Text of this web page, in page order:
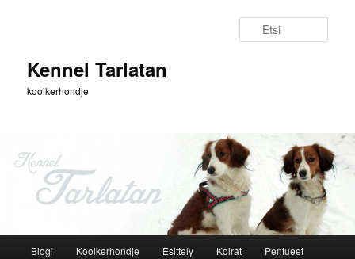
Kennel Tarlatan
kooikerhondje
Blogi Kooikerhondje Esittely Koirat Pentueet